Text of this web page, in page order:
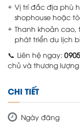
Vị trí đắc địa phù
shophouse hoặc
Thanh khoản
phát triển du lịch
📞 Liên hệ ngay:
chủ và thương lượng
CHI TIẾT
Ngày đăng